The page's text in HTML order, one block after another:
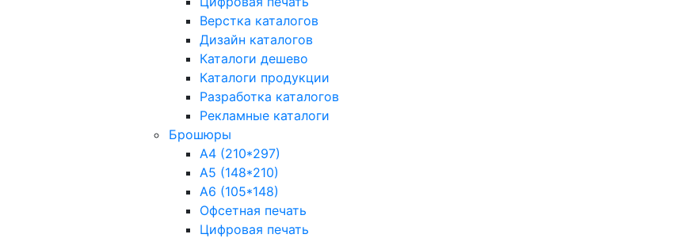
Верстка каталогов
Дизайн каталогов
Каталоги дешево
Каталоги продукции
Разработка каталогов
Рекламные каталоги
Брошюры
А4 (210*297)
А5 (148*210)
А6 (105*148)
Офсетная печать
Цифровая печать